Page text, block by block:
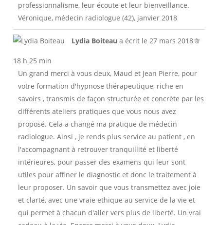
professionnalisme, leur écoute et leur bienveillance.
Véronique, médecin radiologue (42), janvier 2018
Lydia Boiteau a écrit le 27 mars 2018 à
18 h 25 min
Un grand merci à vous deux, Maud et Jean Pierre, pour
votre formation d'hypnose thérapeutique, riche en
savoirs , transmis de façon structurée et concrète par les
différents ateliers pratiques que vous nous avez
proposé. Cela a changé ma pratique de médecin
radiologue. Ainsi , je rends plus service au patient , en
l'accompagnant à retrouver tranquillité et liberté
intérieures, pour passer des examens qui leur sont
utiles pour affiner le diagnostic et donc le traitement à
leur proposer. Un savoir que vous transmettez avec joie
et clarté, avec une vraie ethique au service de la vie et
qui permet à chacun d'aller vers plus de liberté. Un vrai
...